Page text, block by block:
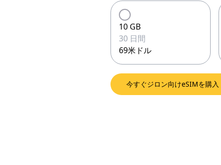
10 GB
30 日間
69米ドル
今すぐジロン向けeSIMを購入